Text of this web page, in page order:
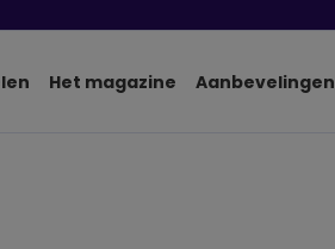
Het magazine Aanbevelingen